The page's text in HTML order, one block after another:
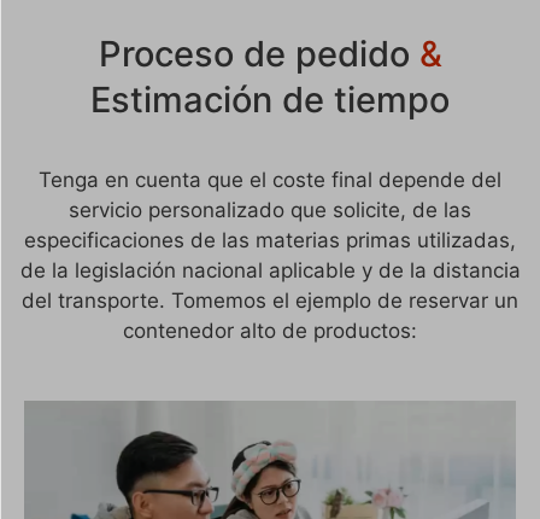
Proceso de pedido &
Estimación de tiempo
Tenga en cuenta que el coste final depende del
servicio personalizado que solicite, de las
especificaciones de las materias primas utilizadas,
de la legislación nacional aplicable y de la distancia
del transporte. Tomemos el ejemplo de reservar un
contenedor alto de productos: